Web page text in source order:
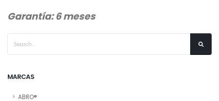
MARCAS
ABRO®
Garantía: 6 meses